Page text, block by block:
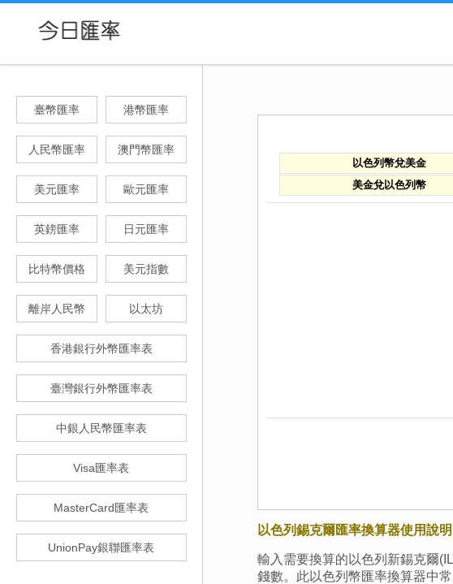
臺幣匯率 港幣匯率
人民幣匯率 澳門幣匯率
美元匯率 歐元匯率
英鎊匯率 日元匯率
比特幣價格 美元指數
離岸人民幣 以太坊
香港銀行外幣匯率表
臺灣銀行外幣匯率表
中銀人民幣匯率表
Visa匯率表
MasterCard匯率表
UnionPay銀聯匯率表
以色列幣兌美金
美金兌以色列幣
以色列錫克爾匯率換算器使用說明
輸入需要換算的以色列新錫克爾
錢數。此以色列幣匯率換算器中